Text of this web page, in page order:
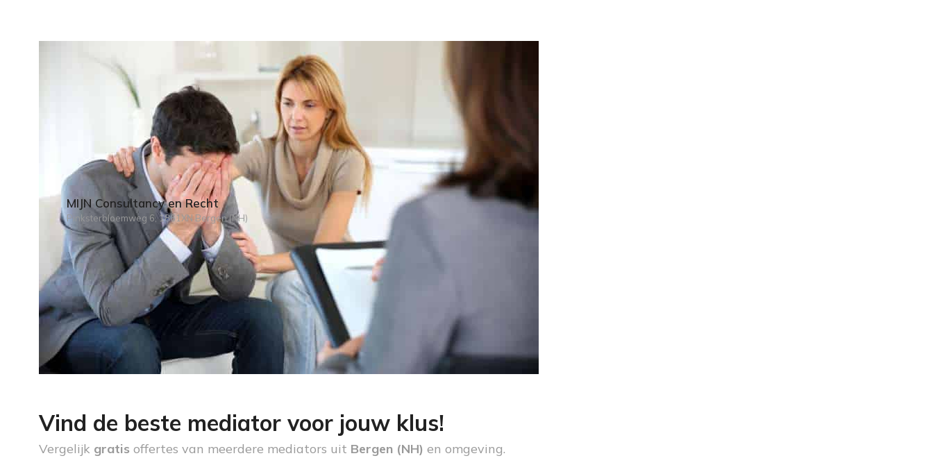
MIJN Consultancy en Recht
Pinksterbloemweg 6, 1861XN Bergen (NH)
Vind de beste mediator voor jouw klus!
Vergelijk gratis offertes van meerdere mediators uit Bergen (NH) en omgeving.